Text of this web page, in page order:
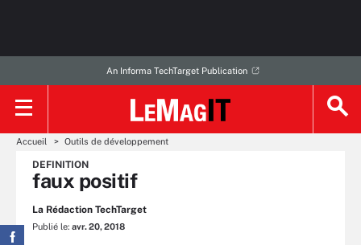
An Informa TechTarget Publication
Accueil Outils de développement
DEFINITION
faux positif
La Rédaction TechTarget
Publié le: avr. 20, 2018